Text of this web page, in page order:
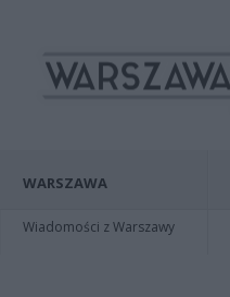
WARSZAWA
Wiadomości z Warszawy